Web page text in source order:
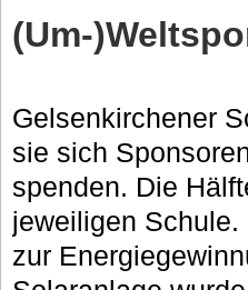
(Um-
Gelsenkirchener
sie sich
spenden. Die
jeweiligen
zur